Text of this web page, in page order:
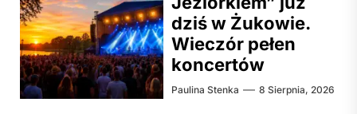
dziś w Żukowie.
Wieczór pełen
koncertów
Paulina Stenka 8 Sierpnia, 2026